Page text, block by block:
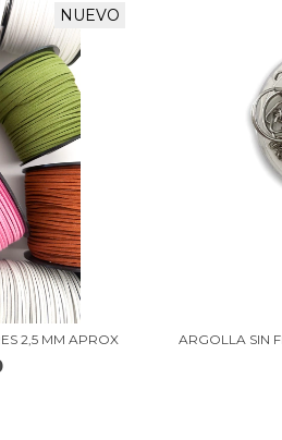
NUEVO
2,5 MM APROX
ARGOLLA SIN